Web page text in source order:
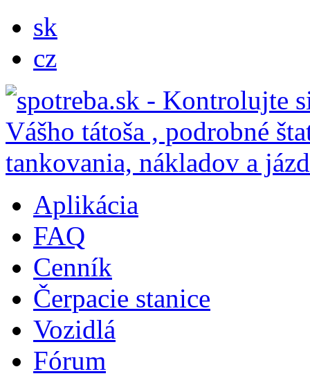
sk
cz
Aplikácia
FAQ
Cenník
Čerpacie stanice
Vozidlá
Fórum